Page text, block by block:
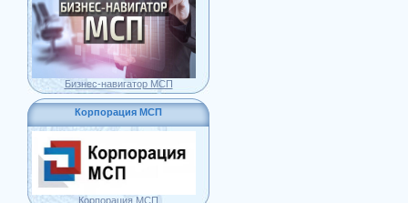
Бизнес-навигатор МСП
Корпорация МСП
Корпорация МСП